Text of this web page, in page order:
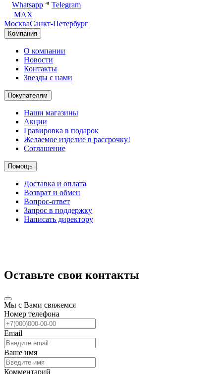
Whatsapp
Telegram
MAX
МоскваСанкт-Петербург
Компания
О компании
Новости
Контакты
Звезды с нами
Покупателям
Наши магазины
Акции
Гравировка в подарок
Желаемое изделие в рассрочку!
Соглашение
Помощь
Доставка и оплата
Возврат и обмен
Вопрос-ответ
Запрос в поддержку
Написать директору
Оставьте свои контакты
Мы с Вами свяжемся
Номер телефона
Email
Ваше имя
Комментарий